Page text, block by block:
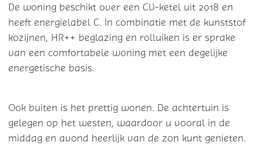
De woning beschikt over een CV-ketel uit 2018 en
heeft energielabel C. In combinatie met de kunststof
kozijnen, HR++ beglazing en rolluiken is er sprake
van een comfortabele woning met een degelijke
energetische basis.
Ook buiten is het prettig wonen. De achtertuin is
gelegen op het westen, waardoor u vooral in de
middag en avond heerlijk van de zon kunt genieten.